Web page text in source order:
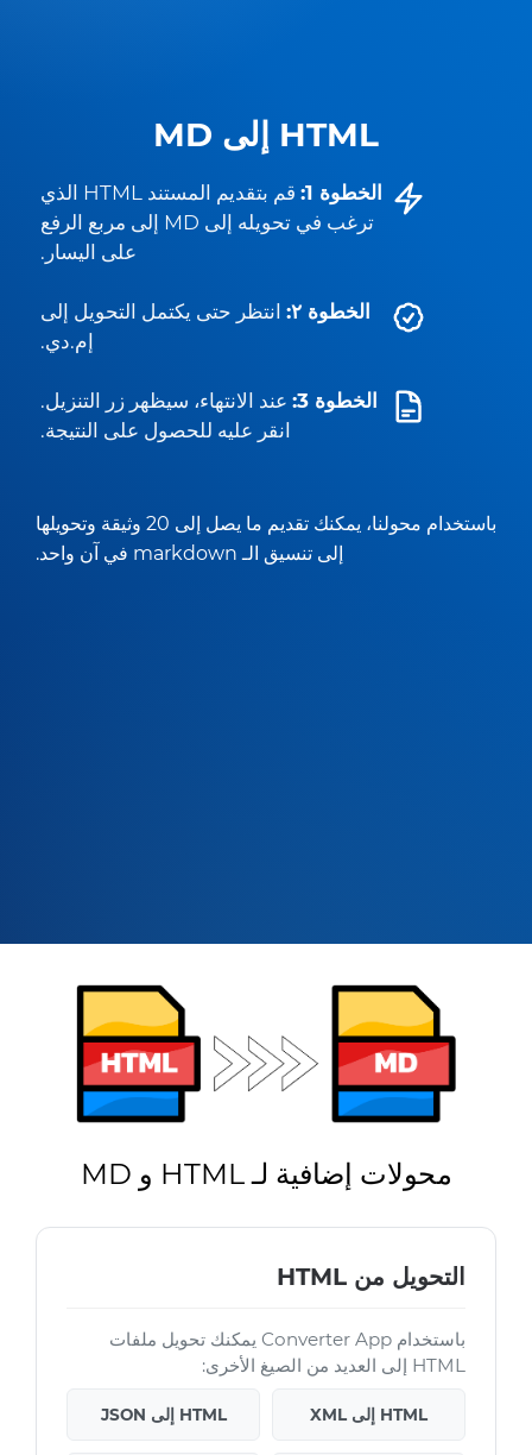
HTML إلى MD
الخطوة 1:
قم بتقديم المستند HTML الذي
ترغب في تحويله إلى MD إلى مربع الرفع
على اليسار.
الخطوة ٢:
انتظر حتى يكتمل التحويل إلى
إم.دي.
الخطوة 3:
عند الانتهاء، سيظهر زر التنزيل.
انقر عليه للحصول على النتيجة.
باستخدام محولنا، يمكنك تقديم ما يصل إلى 20 وثيقة وتحويلها
إلى تنسيق الـ markdown في آن واحد.
محولات إضافية لـ HTML و MD
التحويل من HTML
باستخدام Converter App يمكنك تحويل ملفات
HTML إلى العديد من الصيغ الأخرى:
HTML إلى XML HTML إلى JSON